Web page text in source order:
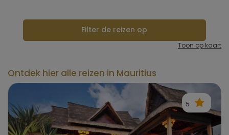
Filter de reizen op
Toon op kaart
Ontdek hier alle reizen in Mauritius
5